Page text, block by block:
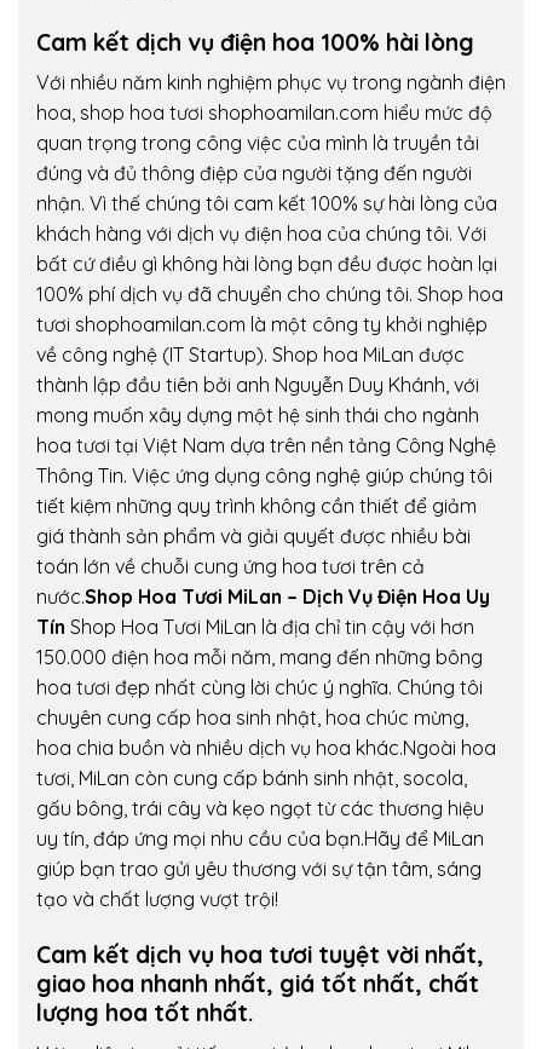
Cam kết dịch vụ điện hoa 100% hài lòng
Với nhiều năm kinh nghiệm phục vụ trong ngành điện
hoa, shop hoa tươi shophoamilan.com hiểu mức độ
quan trọng trong công việc của mình là truyền tải
đúng và đủ thông điệp của người tặng đến người
nhận. Vì thế chúng tôi cam kết 100% sự hài lòng của
khách hàng với dịch vụ điện hoa của chúng tôi. Với
bất cứ điều gì không hài lòng bạn đều được hoàn lại
100% phí dịch vụ đã chuyển cho chúng tôi. Shop hoa
tươi shophoamilan.com là một công ty khởi nghiệp
về công nghệ (IT Startup). Shop hoa MiLan được
thành lập đầu tiên bởi anh Nguyễn Duy Khánh, với
mong muốn xây dựng một hệ sinh thái cho ngành
hoa tươi tại Việt Nam dựa trên nền tảng Công Nghệ
Thông Tin. Việc ứng dụng công nghệ giúp chúng tôi
tiết kiệm những quy trình không cần thiết để giảm
giá thành sản phẩm và giải quyết được nhiều bài
toán lớn về chuỗi cung ứng hoa tươi trên cả
nước.Shop Hoa Tươi MiLan – Dịch Vụ Điện Hoa Uy
Tín Shop Hoa Tươi MiLan là địa chỉ tin cậy với hơn
150.000 điện hoa mỗi năm, mang đến những bông
hoa tươi đẹp nhất cùng lời chúc ý nghĩa. Chúng tôi
chuyên cung cấp hoa sinh nhật, hoa chúc mừng,
hoa chia buồn và nhiều dịch vụ hoa khác.Ngoài hoa
tươi, MiLan còn cung cấp bánh sinh nhật, socola,
gấu bông, trái cây và kẹo ngọt từ các thương hiệu
uy tín, đáp ứng mọi nhu cầu của bạn.Hãy để MiLan
giúp bạn trao gửi yêu thương với sự tận tâm, sáng
tạo và chất lượng vượt trội!
Cam kết dịch vụ hoa tươi tuyệt vời nhất,
giao hoa nhanh nhất, giá tốt nhất, chất
lượng hoa tốt nhất.